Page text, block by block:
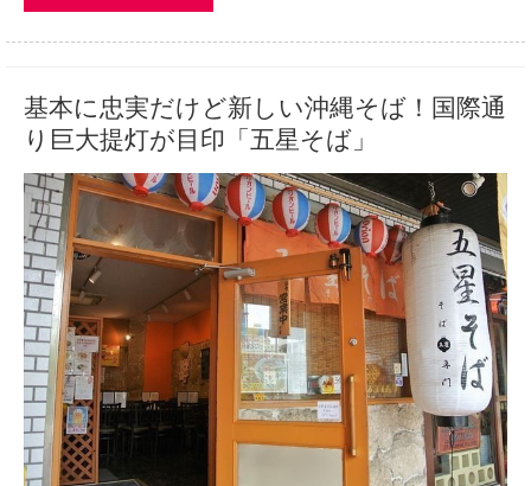
基本に忠実だけど新しい沖縄そば！国際通
り巨大提灯が目印「五星そば」